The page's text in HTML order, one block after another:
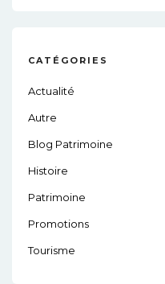
CATÉGORIES
Actualité
Autre
Blog Patrimoine
Histoire
Patrimoine
Promotions
Tourisme